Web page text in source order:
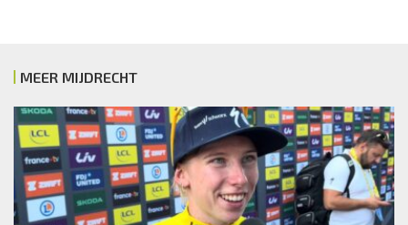
MEER MIJDRECHT